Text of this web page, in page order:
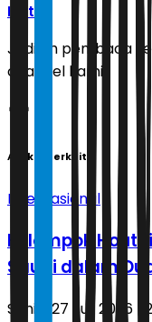
Ikuti
Jadilah pembaca
channel kami!
Artikel Terkait
Internasional
Kelompok
Saudi dalam
Senin, 27 Juli 2026 |